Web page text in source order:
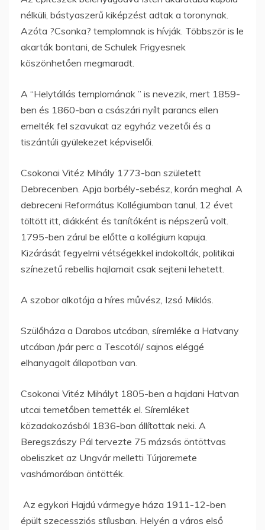
nélküli, bástyaszerű kiképzést adtak a toronynak.
Azóta ?Csonka? templomnak is hívják. Többször is le
akarták bontani, de Schulek Frigyesnek
köszönhetően megmaradt.
A “Helytállás templomának ” is nevezik, mert 1859-
ben és 1860-ban a császári nyílt parancs ellen
emelték fel szavukat az egyház vezetői és a
tiszántúli gyülekezet képviselői.
Csokonai Vitéz Mihály 1773-ban született
Debrecenben. Apja borbély-sebész, korán meghal. A
debreceni Református Kollégiumban tanul, 12 évet
töltött itt, diákként és tanítóként is népszerű volt.
1795-ben zárul be előtte a kollégium kapuja.
Kizárását fegyelmi vétségekkel indokolták, politikai
színezetű rebellis hajlamait csak sejteni lehetett.
A szobor alkotója a híres művész, Izsó Miklós.
Szülőháza a Darabos utcában, síremléke a Hatvany
utcában /pár perc a Tescotól/ sajnos eléggé
elhanyagolt állapotban van.
Csokonai Vitéz Mihályt 1805-ben a hajdani Hatvan
utcai temetőben temették el. Síremléket
közadakozásból 1836-ban állítottak neki. A
Beregszászy Pál tervezte 75 mázsás öntöttvas
obeliszket az Ungvár melletti Túrjaremete
vashámorában öntötték.
Az egykori Hajdú vármegye háza 1911-12-ben
épült szecessziós stílusban. Helyén a város első